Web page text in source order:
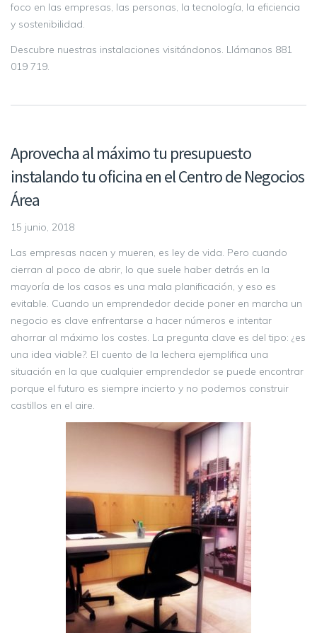
foco en las empresas, las personas, la tecnología, la eficiencia
y sostenibilidad.
Descubre nuestras instalaciones visitándonos. Llámanos 881
019 719.
Aprovecha al máximo tu presupuesto
instalando tu oficina en el Centro de Negocios
Área
15 junio, 2018
Las empresas nacen y mueren, es ley de vida. Pero cuando
cierran al poco de abrir, lo que suele haber detrás en la
mayoría de los casos es una mala planificación, y eso es
evitable. Cuando un emprendedor decide poner en marcha un
negocio es clave enfrentarse a hacer números e intentar
ahorrar al máximo los costes. La pregunta clave es del tipo: ¿es
una idea viable?. El cuento de la lechera ejemplifica una
situación en la que cualquier emprendedor se puede encontrar
porque el futuro es siempre incierto y no podemos construir
castillos en el aire.